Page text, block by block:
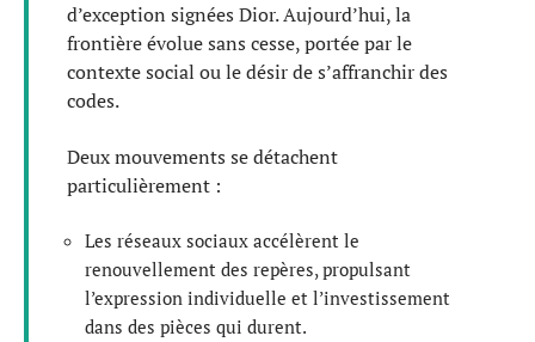
d’exception signées Dior. Aujourd’hui, la
frontière évolue sans cesse, portée par le
contexte social ou le désir de s’affranchir des
codes.
Deux mouvements se détachent
particulièrement :
Les réseaux sociaux accélèrent le
renouvellement des repères, propulsant
l’expression individuelle et l’investissement
dans des pièces qui durent.